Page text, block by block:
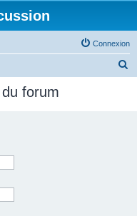
Connexion
forum